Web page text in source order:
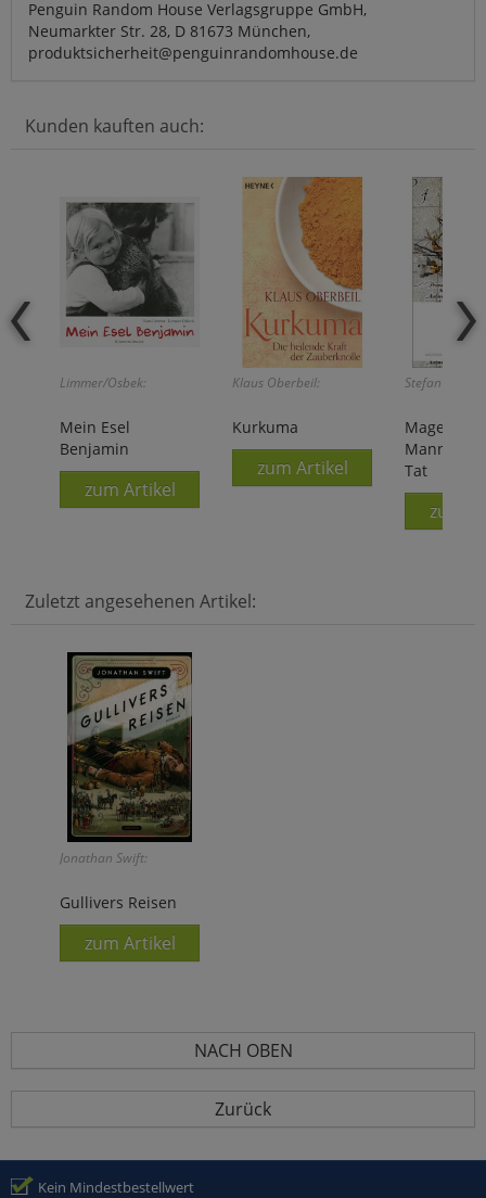
Penguin Random House Verlagsgruppe GmbH,
Neumarkter Str. 28, D 81673 München,
produktsicherheit@penguinrandomhouse.de
Kunden kauften auch:
Limmer/Osbek:
Mein Esel
Benjamin
zum Artikel
Klaus Oberbeil:
Kurkuma
zum Artikel
Stefan Zweig:
Magellan -
Mann und
Tat
zum
Zuletzt angesehenen Artikel:
Jonathan Swift:
Gullivers Reisen
zum Artikel
NACH OBEN
Zurück
Kein Mindestbestellwert